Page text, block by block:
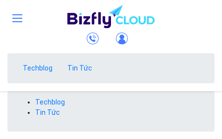
Techblog Tin Tức
Techblog
Tin Tức